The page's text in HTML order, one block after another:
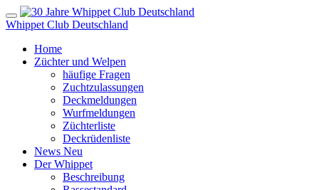
Whippet Club Deutschland
Home
Züchter und Welpen
häufige Fragen
Zuchtzulassungen
Deckmeldungen
Wurfmeldungen
Züchterliste
Deckrüdenliste
News Neu
Der Whippet
Beschreibung